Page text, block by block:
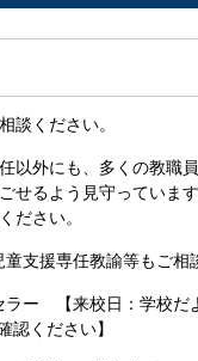
談ください。
以外にも、多くの教職
せるよう見守っていま
ださい。
支援専任教諭等もご相
ラー 【来校日：学校
認ください】